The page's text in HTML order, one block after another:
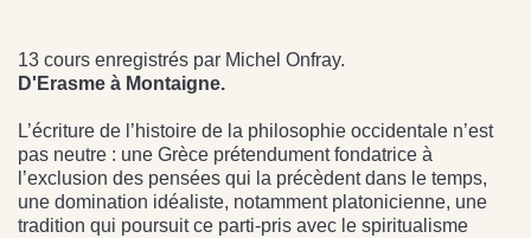
13 cours enregistrés par Michel Onfray.
D'Erasme à Montaigne.
L’écriture de l’histoire de la philosophie occidentale n’est
pas neutre : une Grèce prétendument fondatrice à
l’exclusion des pensées qui la précèdent dans le temps,
une domination idéaliste, notamment platonicienne, une
tradition qui poursuit ce parti-pris avec le spiritualisme